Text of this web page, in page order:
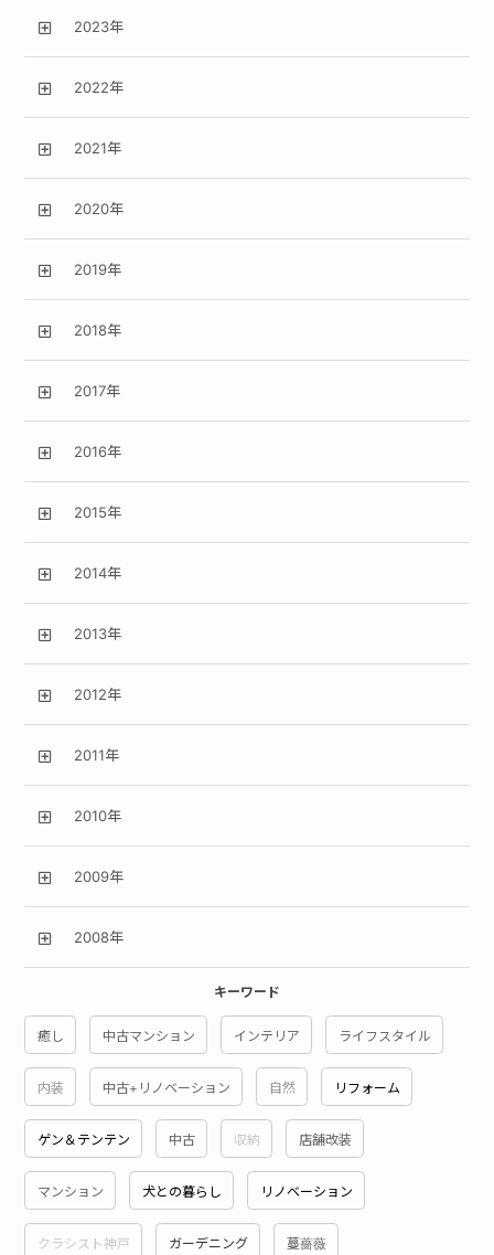
2023年
2022年
2021年
2020年
2019年
2018年
2017年
2016年
2015年
2014年
2013年
2012年
2011年
2010年
2009年
2008年
キーワード
癒し 中古マンション インテリア ライフスタイル
内装 中古+リノベーション 自然 リフォーム
ゲン＆テンテン 中古 収納 店舗改装
マンション 犬との暮らし リノベーション
クラシスト神戸 ガーデニング 蔓薔薇